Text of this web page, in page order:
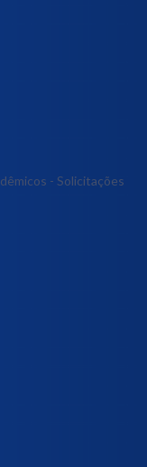
- Solicitações